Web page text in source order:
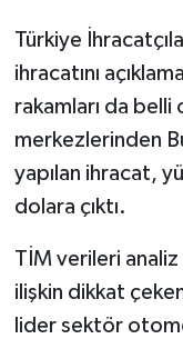
Türkiye
ihracatını
rakamları da
merkezlerinden
yapılan ihracat,
dolara çıktı.
TİM verileri
ilişkin dikkat
lider sektör